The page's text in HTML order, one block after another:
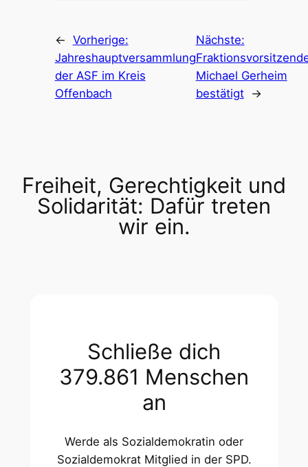
← Vorherige:
Jahreshauptversammlung
der ASF im Kreis
Offenbach
Nächste:
Michael Gerheim
bestätigt
→
Freiheit, Gerechtigkeit und
Solidarität: Dafür treten
wir ein.
Schließe dich
379.861 Menschen
an
Werde als Sozialdemokratin oder
Sozialdemokrat Mitglied in der SPD.